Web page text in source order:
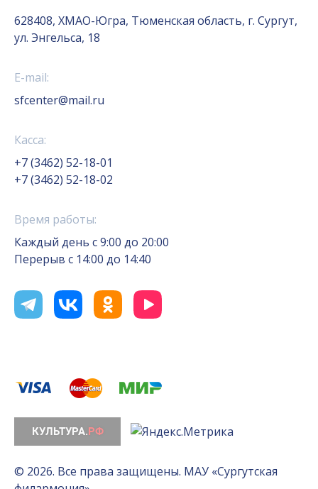
628408, ХМАО-Югра, Тюменская область, г. Сургут,
ул. Энгельса, 18
E-mail:
sfcenter@mail.ru
Касса:
+7 (3462) 52-18-01
+7 (3462) 52-18-02
Время работы:
Каждый день с 9:00 до 20:00
Перерыв с 14:00 до 14:40
© 2026. Все права защищены. МАУ «Сургутская